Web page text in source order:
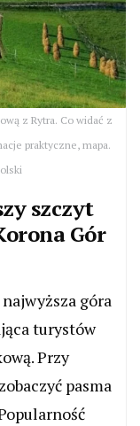
z Rytra. Co widać z
praktyczne, mapa.
szczyt
Gór
góra
turystów
Przy
pasma